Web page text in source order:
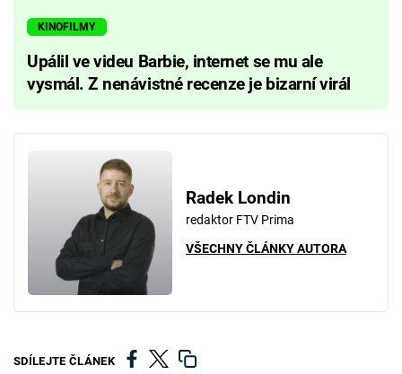
KINOFILMY
Upálil ve videu Barbie, internet se mu ale
vysmál. Z nenávistné recenze je bizarní virál
Radek Londin
redaktor FTV Prima
VŠECHNY ČLÁNKY AUTORA
SDÍLEJTE ČLÁNEK